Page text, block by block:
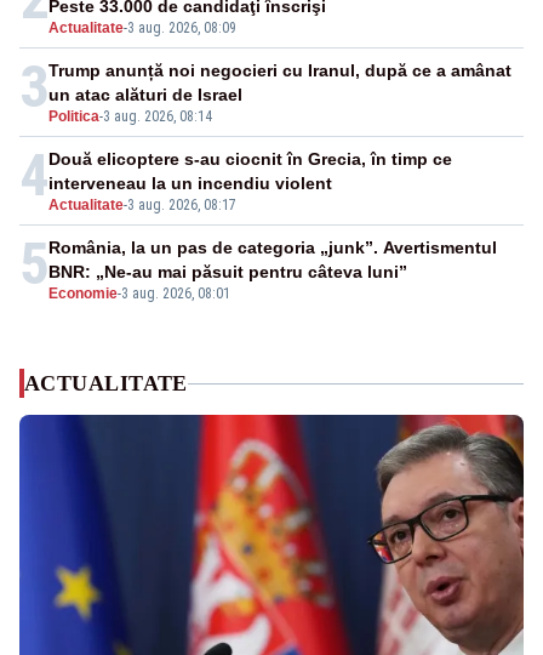
Actualitate-3 aug. 2026, 08:09
Peste 33.000 de candidaţi înscrişi
3 Politica-3 aug. 2026, 08:14
Trump anunță noi negocieri cu Iranul, după ce a amânat
un atac alături de Israel
4Actualitate-3 aug. 2026, 08:17
Două elicoptere s-au ciocnit în Grecia, în timp ce
interveneau la un incendiu violent
5 Economie-3 aug. 2026, 08:01
România, la un pas de categoria „junk”. Avertismentul
BNR: „Ne-au mai păsuit pentru câteva luni”
ACTUALITATE